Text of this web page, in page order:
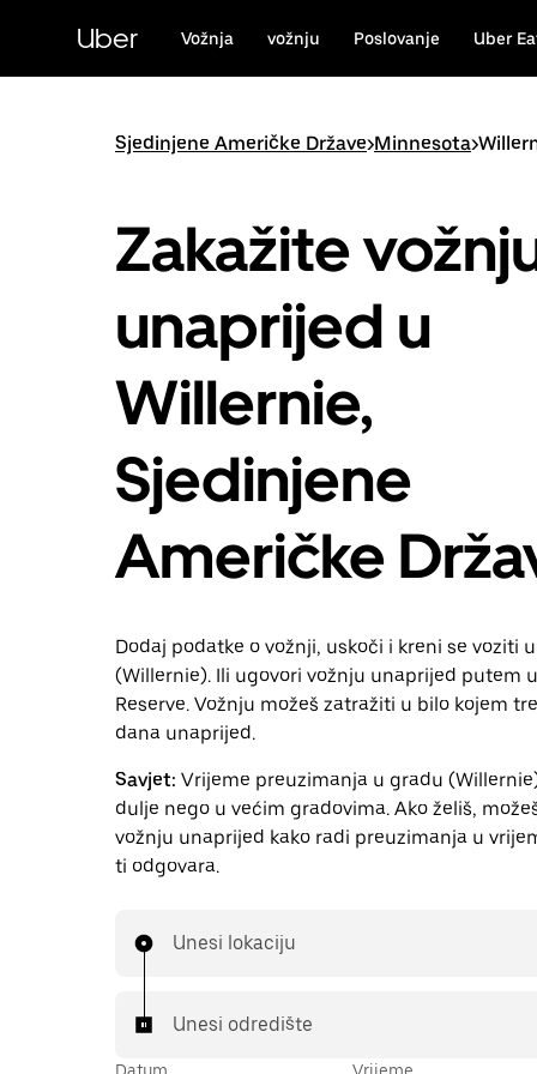
sadržaj
Uber Vožnja vožnju Poslovanje Uber
Sjedinjene Američke Države>Minnesota>
Zakažite
unaprijed u
Willernie,
Sjedinjene
Američke
Dodaj podatke o vožnji, uskoči i kreni se voziti
(Willernie). Ili ugovori vožnju unaprijed putem
Reserve. Vožnju možeš zatražiti u bilo kojem
dana unaprijed.
Savjet: Vrijeme preuzimanja u gradu
dulje nego u većim gradovima. Ako želiš,
vožnju unaprijed kako radi preuzimanja u
ti odgovara.
Unesi lokaciju
Unesi odredište